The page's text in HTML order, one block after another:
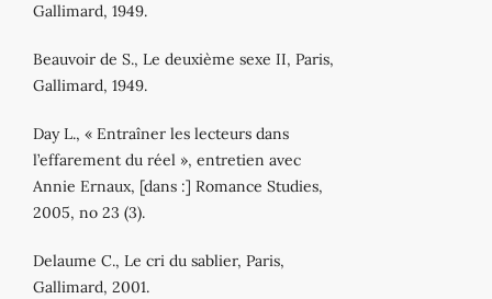
Gallimard, 1949.
Beauvoir de S., Le deuxième sexe II, Paris,
Gallimard, 1949.
Day L., « Entraîner les lecteurs dans
l’effarement du réel », entretien avec
Annie Ernaux, [dans :] Romance Studies,
2005, no 23 (3).
Delaume C., Le cri du sablier, Paris,
Gallimard, 2001.